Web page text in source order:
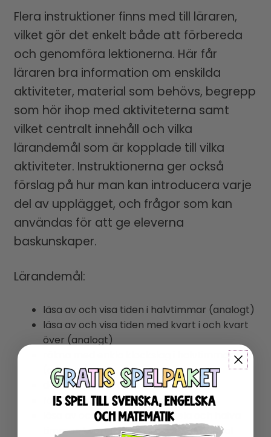
Flera instruktioner finns med till läraren,
vilket gör det enkelt både att förbereda
och genomföra lektionerna. Här får
läraren bra information om enskilda
aktiviteter, material som behövs, begrepp
som hör ihop med aktiviteterna samt
vilket centralt innehåll och vilka
lärandemål som är kopplade till vilka
aktiviteter. Instruktionerna ger också
förslag på hur man kan introducera varje
del av upplägget, och frågor som kan
användas för att ge eleverna
baskunskaper.
Lärandemål:
läsa av och visa tiden i halvtimmar (analogt)
läsa av och visa tiden med kvart i och kvart
över (analogt)
räkna med enkla klockslag i halvtimmar
(analogt)
dela in dygnet i olika faser
förstå den digitala klockan
läsa av och visa klockslag i hela och halva
timmar, kvart i och kvart över, på digital